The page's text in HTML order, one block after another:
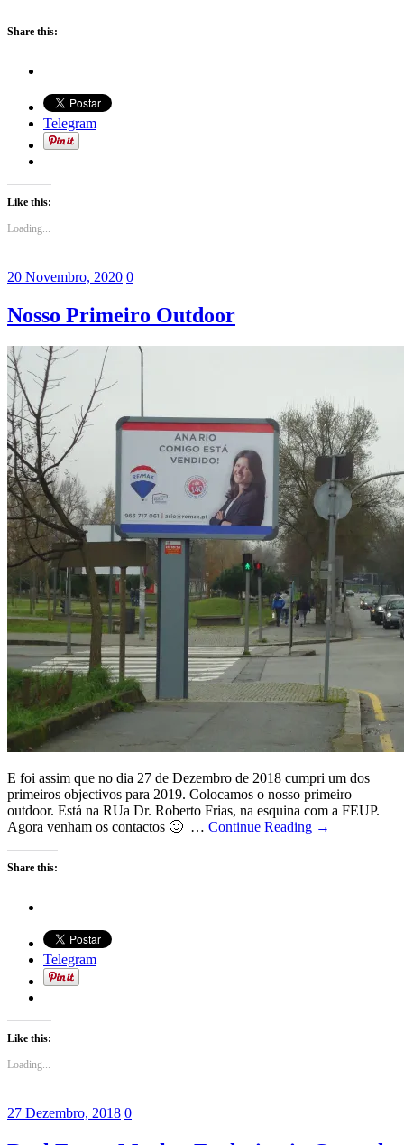
Share this:
Telegram
Like this:
Loading...
20 Novembro, 2020 0
Nosso Primeiro Outdoor
E foi assim que no dia 27 de Dezembro de 2018 cumpri um dos
primeiros objectivos para 2019. Colocamos o nosso primeiro
outdoor. Está na RUa Dr. Roberto Frias, na esquina com a FEUP.
Agora venham os contactos 🙂 … Continue Reading →
Share this:
Telegram
Like this:
Loading...
27 Dezembro, 2018 0